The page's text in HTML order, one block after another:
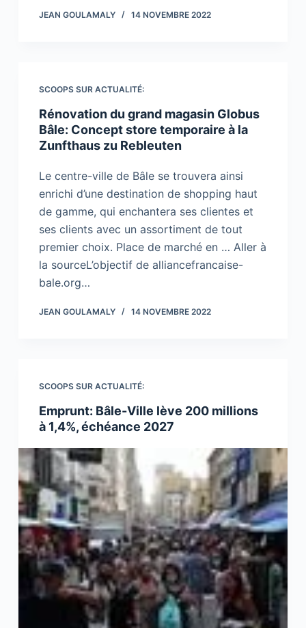
JEAN GOULAMALY 14 NOVEMBRE 2022
SCOOPS SUR ACTUALITÉ:
Rénovation du grand magasin Globus
Bâle: Concept store temporaire à la
Zunfthaus zu Rebleuten
Le centre-ville de Bâle se trouvera ainsi
enrichi d’une destination de shopping haut
de gamme, qui enchantera ses clientes et
ses clients avec un assortiment de tout
premier choix. Place de marché en … Aller à
la sourceL’objectif de alliancefrancaise-
bale.org…
JEAN GOULAMALY 14 NOVEMBRE 2022
SCOOPS SUR ACTUALITÉ:
Emprunt: Bâle-Ville lève 200 millions
à 1,4%, échéance 2027